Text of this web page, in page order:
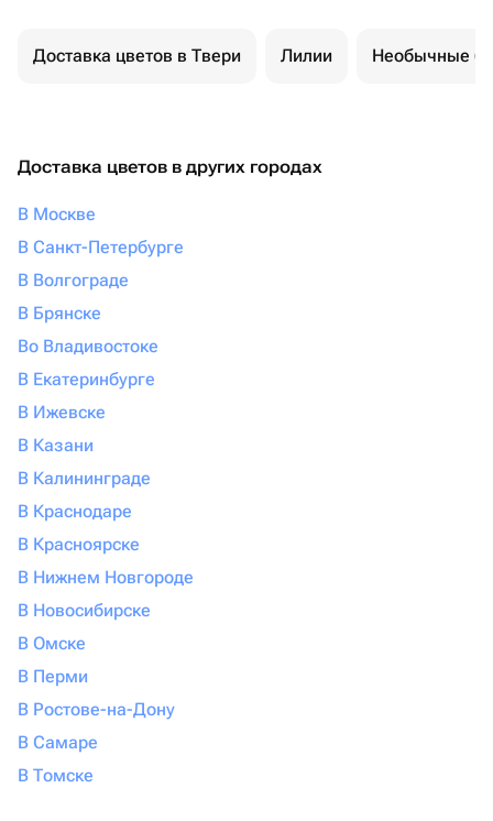
Доставка цветов в Твери Лилии Необычные
Доставка цветов в других городах
В Москве
В Санкт-Петербурге
В Волгограде
В Брянске
Во Владивостоке
В Екатеринбурге
В Ижевске
В Казани
В Калининграде
В Краснодаре
В Красноярске
В Нижнем Новгороде
В Новосибирске
В Омске
В Перми
В Ростове-на-Дону
В Самаре
В Томске